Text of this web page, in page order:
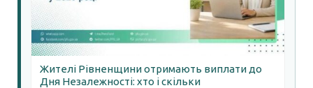
Жителі Рівненщини отримають виплати до
Дня Незалежності: хто і скільки